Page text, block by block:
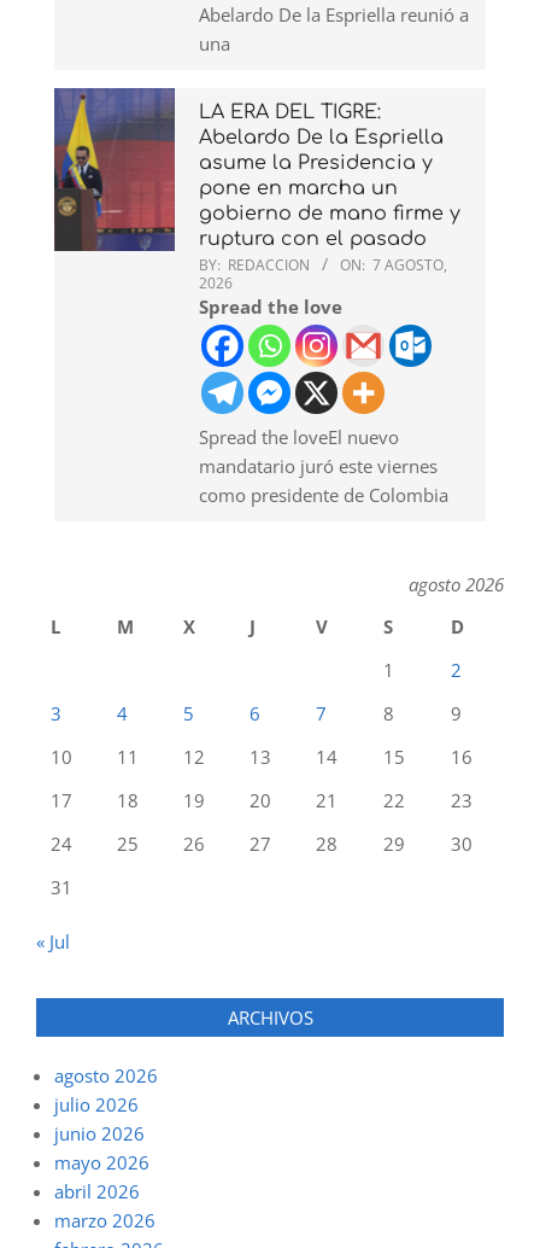
Abelardo De la Espriella reunió a
una
LA ERA DEL TIGRE:
Abelardo De la Espriella
asume la Presidencia y
pone en marcha un
gobierno de mano firme y
ruptura con el pasado
BY: REDACCION ON: 7 AGOSTO,
2026
Spread the love
Spread the loveEl nuevo
mandatario juró este viernes
como presidente de Colombia
agosto 2026
L
M X J V S
D
1
2
3
4 5 6 7 8
9
10
11 12 13 14 15
16
17
18 19 20 21 22
23
24
25 26 27 28 29
30
31
« Jul
ARCHIVOS
agosto 2026
julio 2026
junio 2026
mayo 2026
abril 2026
marzo 2026